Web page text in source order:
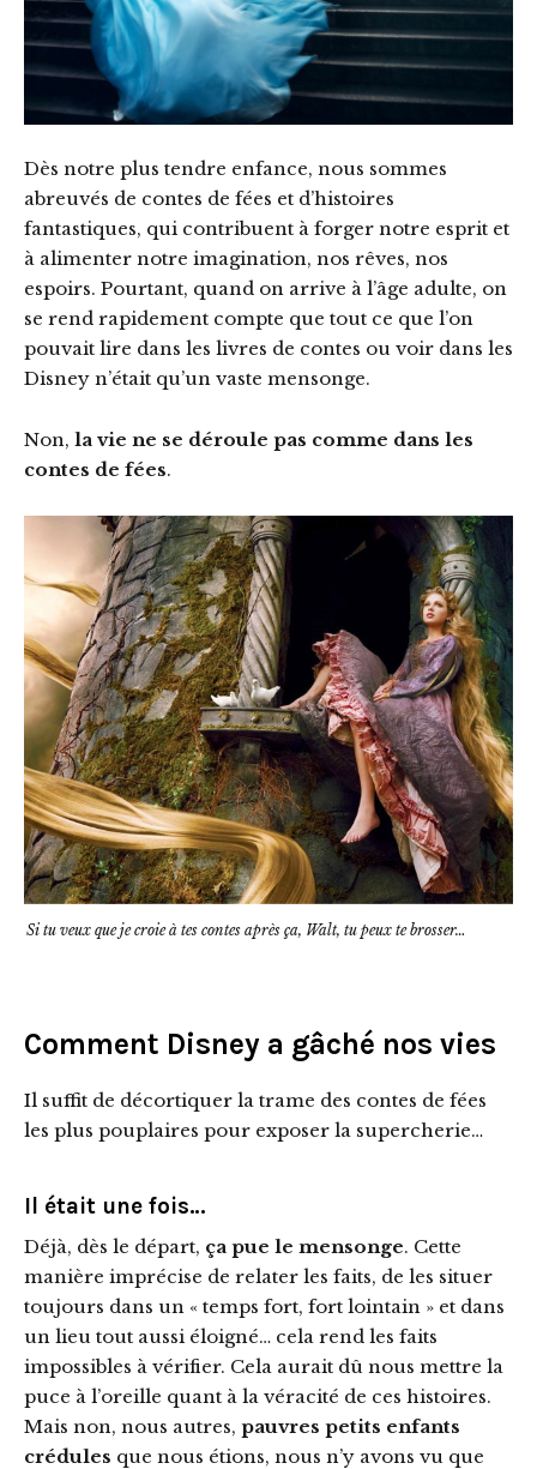
Dès notre plus tendre enfance, nous sommes
abreuvés de contes de fées et d’histoires
fantastiques, qui contribuent à forger notre esprit et
à alimenter notre imagination, nos rêves, nos
espoirs. Pourtant, quand on arrive à l’âge adulte, on
se rend rapidement compte que tout ce que l’on
pouvait lire dans les livres de contes ou voir dans les
Disney n’était qu’un vaste mensonge.
Non, la vie ne se déroule pas comme dans les
contes de fées.
Si tu veux que je croie à tes contes après ça, Walt, tu peux te brosser…
Comment Disney a gâché nos vies
Il suffit de décortiquer la trame des contes de fées
les plus pouplaires pour exposer la supercherie…
Il était une fois…
Déjà, dès le départ, ça pue le mensonge. Cette
manière imprécise de relater les faits, de les situer
toujours dans un « temps fort, fort lointain » et dans
un lieu tout aussi éloigné… cela rend les faits
impossibles à vérifier. Cela aurait dû nous mettre la
puce à l’oreille quant à la véracité de ces histoires.
Mais non, nous autres, pauvres petits enfants
crédules que nous étions, nous n’y avons vu que